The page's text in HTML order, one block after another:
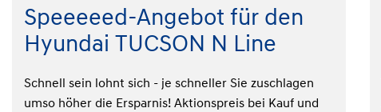
Speeeeed-Angebot für den
Hyundai TUCSON N Line
Schnell sein lohnt sich - je schneller Sie zuschlagen
umso höher die Ersparnis! Aktionspreis bei Kauf und